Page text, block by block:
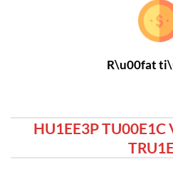
R\u00fat
HU1EE3P TU00E1C